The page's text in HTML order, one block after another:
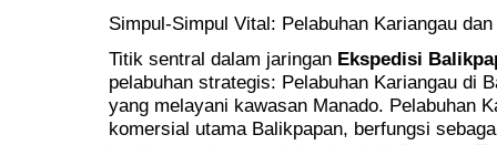
Simpul-Simpul Vital: Pelabuhan Kariangau
Titik sentral dalam jaringan Ekspedisi
pelabuhan strategis: Pelabuhan Kariangau di
yang melayani kawasan Manado. Pelabuhan
komersial utama Balikpapan, berfungsi